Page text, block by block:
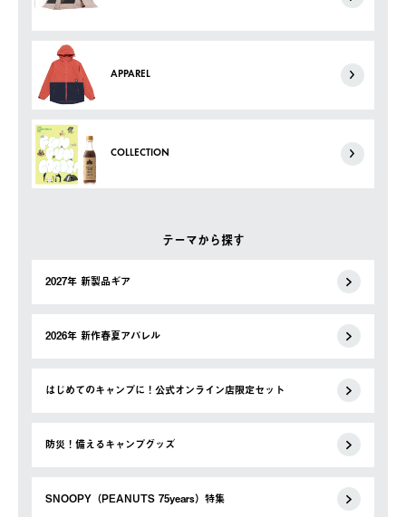
APPAREL
COLLECTION
テーマから探す
2027年 新製品ギア
2026年 新作春夏アパレル
はじめてのキャンプに！公式オンライン店限定セット
防災！備えるキャンプグッズ
SNOOPY（PEANUTS 75years）特集